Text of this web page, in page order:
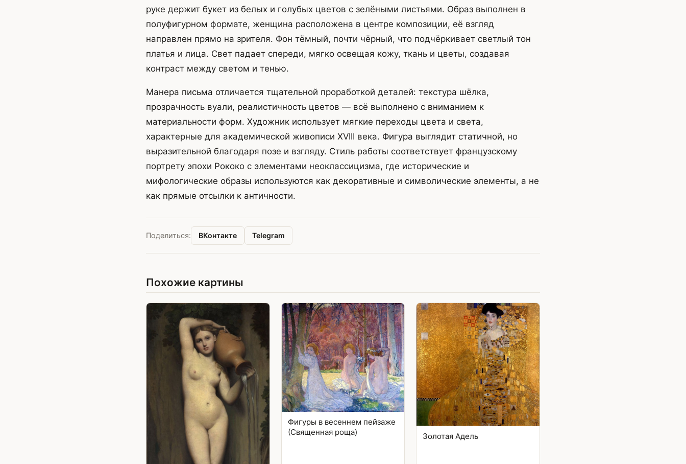
руке держит букет из белых и голубых цветов с зелёными листьями. Образ выполнен в
полуфигурном формате, женщина расположена в центре композиции, её взгляд
направлен прямо на зрителя. Фон тёмный, почти чёрный, что подчёркивает светлый тон
платья и лица. Свет падает спереди, мягко освещая кожу, ткань и цветы, создавая
контраст между светом и тенью.
Манера письма отличается тщательной проработкой деталей: текстура шёлка,
прозрачность вуали, реалистичность цветов — всё выполнено с вниманием к
материальности форм. Художник использует мягкие переходы цвета и света,
характерные для академической живописи XVIII века. Фигура выглядит статичной, но
выразительной благодаря позе и взгляду. Стиль работы соответствует французскому
портрету эпохи Рококо с элементами неоклассицизма, где исторические и
мифологические образы используются как декоративные и символические элементы, а не
как прямые отсылки к античности.
Поделиться: ВКонтакте Telegram
Похожие картины
Фигуры в весеннем пейзаже
(Священная роща)
Золотая Адель